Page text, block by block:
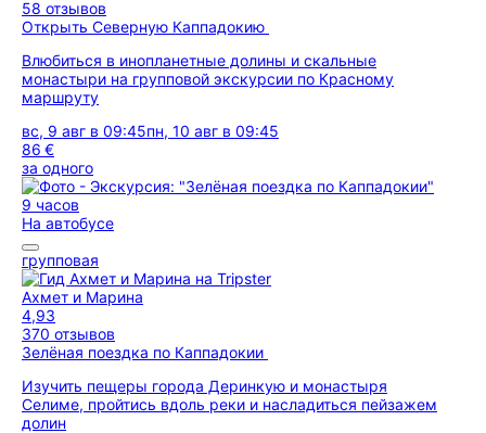
58 отзывов
Открыть Северную Каппадокию
Влюбиться в инопланетные долины и скальные
монастыри на групповой экскурсии по Красному
маршруту
вс, 9 авг в 09:45пн, 10 авг в 09:45
86 €
за одного
9 часов
На автобусе
групповая
Ахмет и Марина
4,93
370 отзывов
Зелёная поездка по Каппадокии
Изучить пещеры города Деринкую и монастыря
Селиме, пройтись вдоль реки и насладиться пейзажем
долин